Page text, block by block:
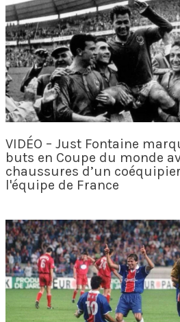
VIDÉO – Just Fontaine
buts en Coupe du monde
chaussures d’un
l'équipe de France